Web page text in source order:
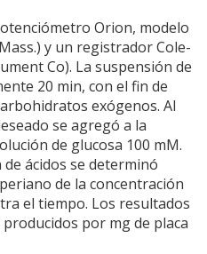
Orion, modelo
y un registrador Cole-
Co). La suspensión de
20 min, con el fin de
exógenos. Al
se agregó a la
de glucosa 100 mM.
ácidos se determinó
de la concentración
el tiempo. Los resultados
por mg de placa